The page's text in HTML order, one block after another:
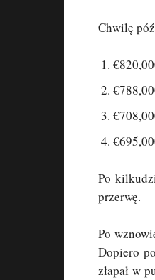
Chwilę
Po
przerwę.
Po
Dopiero
złapał w